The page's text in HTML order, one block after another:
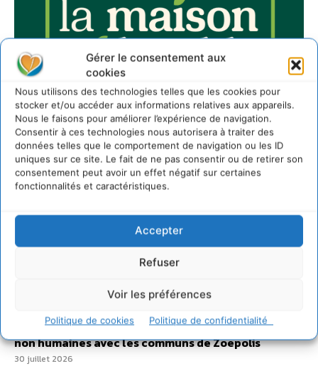
Gérer le consentement aux
cookies
Nous utilisons des technologies telles que les cookies pour
stocker et/ou accéder aux informations relatives aux appareils.
Nous le faisons pour améliorer l’expérience de navigation.
Consentir à ces technologies nous autorisera à traiter des
données telles que le comportement de navigation ou les ID
uniques sur ce site. Le fait de ne pas consentir ou de retirer son
consentement peut avoir un effet négatif sur certaines
fonctionnalités et caractéristiques.
Accepter
Refuser
Voir les préférences
Politique de cookies Politique de confidentialité
Sur Cdurable
hydrique et déréglé tout le territoire (2020-2026)
Développer notre attention aux espèces vivantes
non humaines avec les communs de Zoepolis
30 juillet 2026